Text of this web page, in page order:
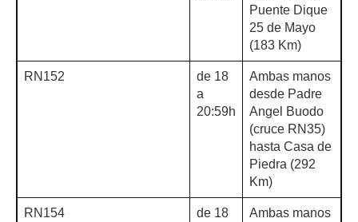
Puente Dique
25 de Mayo
(183 Km)
RN152
de 18
a
20:59h
Ambas manos
desde Padre
Angel Buodo
(cruce RN35)
hasta Casa de
Piedra (292
Km)
RN154
de 18
Ambas manos